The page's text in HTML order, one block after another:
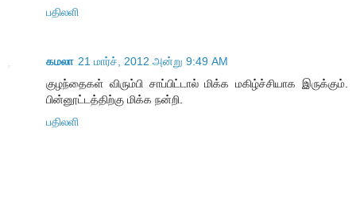
பதிலளி
கமலா 21 மார்ச், 2012 அன்று 9:49 AM
குழந்தைகள் விரும்பி சாப்பிட்டால் மிக்க மகிழ்ச்சியாக இருக்கும்.
பின்னூட்டத்திற்கு மிக்க நன்றி.
பதிலளி